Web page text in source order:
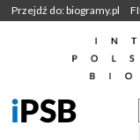
Przejdź do: biogramy.pl